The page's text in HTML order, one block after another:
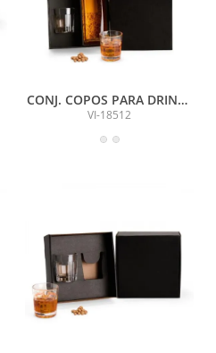
CONJ. COPOS PARA DRINKS
E ESPAÇO PARA GARRAFA -
GARRAFA - 2 PÇS
VI-18512